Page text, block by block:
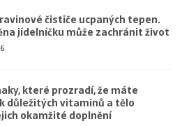
čističe ucpaných tepen.
jídelníčku může zachránit život
které prozradí, že máte
důležitých vitaminů a tělo
okamžité doplnění